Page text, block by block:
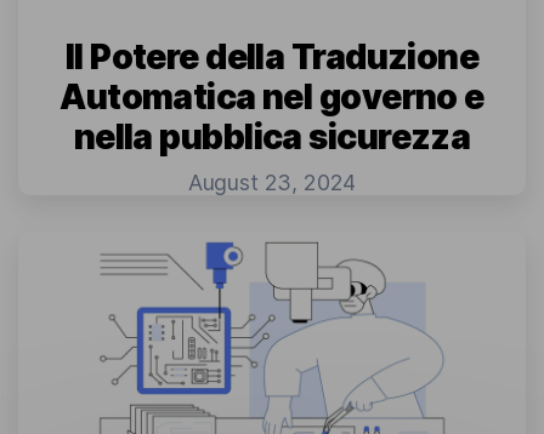
Il Potere della Traduzione
Automatica nel governo e
nella pubblica sicurezza
August 23, 2024